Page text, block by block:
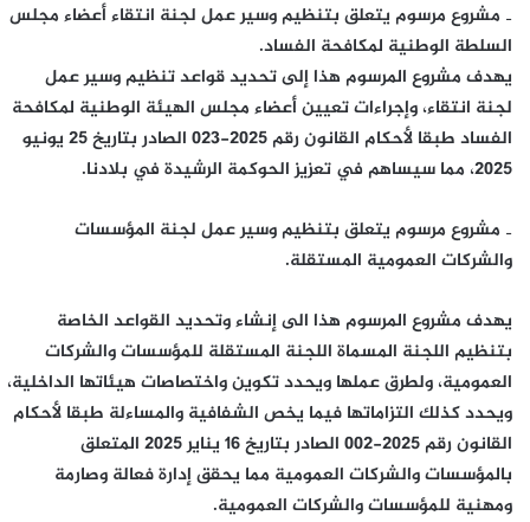
‐ مشروع مرسوم يتعلق بتنظيم وسير عمل لجنة انتقاء أعضاء مجلس
السلطة الوطنية لمكافحة الفساد.
يهدف مشروع المرسوم هذا إلى تحديد قواعد تنظيم وسير عمل
لجنة انتقاء، وإجراءات تعيين أعضاء مجلس الهيئة الوطنية لمكافحة
الفساد طبقا لأحكام القانون رقم 2025-023 الصادر بتاريخ 25 يونيو
2025، مما سيساهم في تعزيز الحوكمة الرشيدة في بلادنا.
‐ مشروع مرسوم يتعلق بتنظيم وسير عمل لجنة المؤسسات
والشركات العمومية المستقلة.
يهدف مشروع المرسوم هذا الى إنشاء وتحديد القواعد الخاصة
بتنظيم اللجنة المسماة اللجنة المستقلة للمؤسسات والشركات
العمومية، ولطرق عملها ويحدد تكوين واختصاصات هيئاتها الداخلية،
ويحدد كذلك التزاماتها فيما يخص الشفافية والمساءلة طبقا لأحكام
القانون رقم 2025-002 الصادر بتاريخ 16 يناير 2025 المتعلق
بالمؤسسات والشركات العمومية مما يحقق إدارة فعالة وصارمة
ومهنية للمؤسسات والشركات العمومية.